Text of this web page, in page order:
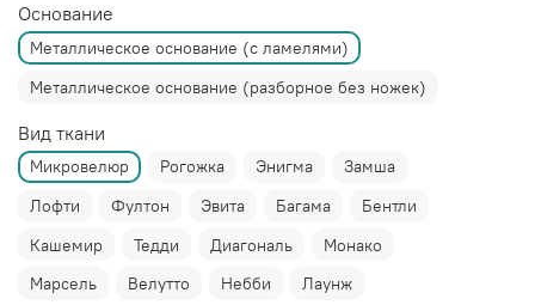
Основание
Металлическое основание (с ламелями)
Металлическое основание (разборное без ножек)
Вид ткани
Микровелюр Рогожка Энигма
Замша
Лофти
Фултон Эвита Багама
Бентли
Кашемир
Тедди Диагональ
Монако
Марсель
Велутто Небби Лаунж